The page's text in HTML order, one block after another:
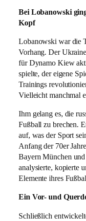
Bei Lobanowski
Kopf
Lobanowski war die
Vorhang. Der
für Dynamo Kiew
spielte, der eigene
Trainings
Vielleicht manchmal
Ihm gelang es, die
Fußball zu brechen.
auf, was der Sport
Anfang der 70er
Bayern München
analysierte, kopierte
Elemente ihres
Ein Vor- und
Schließlich